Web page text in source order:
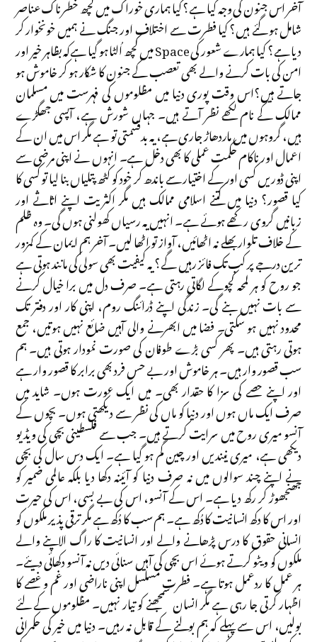
شامل ہو گئے ہیں؟ کیا فطرت سے اختلاف اور جنگ نے ہمیں خونخوار کر
دیا ہے؟ کیا ہمارے شعور کی Space میں کچھ اُلٹا ہو گیا ہےکہ بظاہر خیر اور
امن کی بات کرنے والے بھی تعصب کے جنون کا شکار ہو کر خاموش ہو
جاتے ہیں؟اس وقت پوری دنیا میں مظلوموں کی فہرست میں مسلمان
ممالک کے نام لکھے نظر آتے ہیں۔ جہاں شورش ہے، آپسی جھگڑے
ہیں، گروہوں میں ماردھاڑ جاری ہے، یہ بدقسمتی تو ہے مگر اس میں ان کے
اعمال اور ناکام حکمتِ عملی کا بھی دخل ہے۔ انہوں نے اپنی مرضی سے
اپنی ڈوریں کسی اور کے اختیار سے باندھ کر خود کو کٹھ پتلیاں بنا لیا تو کسی کا
کیا قصور؟ دنیا میں کتنے اسلامی ممالک ہیں مگر اکثریت اپنے اثاثے اور
زبانیں گروی رکھے ہوئے ہے۔ انہیں یہ رسیاں کھولنی ہوں گی۔ وہ ظلم
کے خلاف تلوار بھلے نہ اٹھائیں، آواز تو اٹھا لیں۔ آخر ہم ایمان کے کمزور
ترین درجے پر کب تک فائز رہیں گے؟ یہ کیفیت بھی سولی کی مانند ہوتی ہے
جو روح کو ہر لمحہ کچوکے لگاتی رہتی ہے۔ صرف دل میں برا خیال کرنے
سے بات نہیں بنے گی۔ زندگی اپنے ڈرائنگ روم، اپنی کار اور دفتر تک
محدود نہیں ہو سکتی۔ فضا میں ابھرنے والی آہیں ضائع نہیں ہوتیں، جمع
ہوتی رہتی ہیں۔ پھر کسی بڑے طوفان کی صورت نمودار ہوتی ہیں۔ ہم
سب قصور وار ہیں۔ ہر خاموش اور بے حس فرد بھی برابر کا قصور وار ہے
اور اپنے حصے کی سزا کا حقدار بھی۔ میں ایک عورت ہوں۔ شاید میں
صرف ایک ماں ہوں اور دنیا کو ماں کی نظر سے دیکھتی ہوں۔ بچوں کے
آنسو میری روح میں سرایت کرتے ہیں۔ جب سے فلسطینی بچی کی ویڈیو
دیکھی ہے، میری نیندیں اور چین گم ہو گیا ہے۔ ایک دس سال کی بچی
نے اپنے چند سوالوں میں نہ صرف دنیا کو آئینہ دکھا دیا بلکہ عالمی ضمیر کو
جھنجھوڑ کر رکھ دیا ہے۔ اس کے آنسو، اس کی بے بسی، اس کی حیرت
اور اس کا دکھ انسانیت کا دُکھ ہے۔ ہم سب کا دُکھ ہے مگر ترقی پذیر ملکوں کو
انسانی حقوق کا درس پڑھانے والے اور انسانیت کا راگ الاپنے والے
ملکوں کو ویٹو کرتے ہوئے اس بچی کی آہیں سنائی دیں نہ آنسو دکھائی دیئے۔
ہر عمل کا ردعمل ہوتا ہے۔ فطرت مسلسل اپنی ناراضی اور غم و غصے کا
اظہار کرتی جا رہی ہے مگر انسان سمجھنے کو تیار نہیں۔ مظلوموں کے لئے
بولیں، اس سے پہلے کہ ہم بولنے کے قابل نہ رہیں۔ دنیا میں خیر کی حکمرانی